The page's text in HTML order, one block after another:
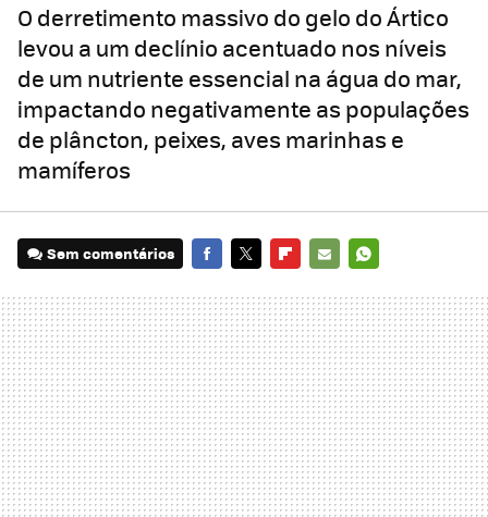
O derretimento massivo do gelo do Ártico
levou a um declínio acentuado nos níveis
de um nutriente essencial na água do mar,
impactando negativamente as populações
de plâncton, peixes, aves marinhas e
mamíferos
Sem comentários
MAIL